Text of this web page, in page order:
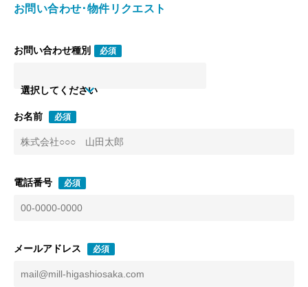
お問い合わせ･物件リクエスト
お問い合わせ種別 必須
選択してください
お名前 必須
電話番号 必須
メールアドレス 必須